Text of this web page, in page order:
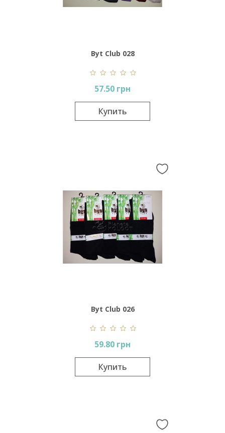
Byt Club 028
57.50 грн
Купить
Byt Club 026
59.80 грн
Купить